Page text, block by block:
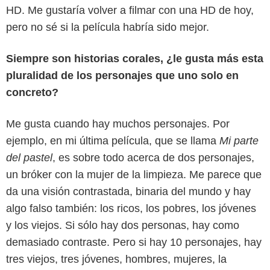
HD. Me gustaría volver a filmar con una HD de hoy,
pero no sé si la película habría sido mejor.
Siempre son historias corales, ¿le gusta más esta
pluralidad de los personajes que uno solo en
concreto?
Me gusta cuando hay muchos personajes. Por
ejemplo, en mi última película, que se llama Mi parte
del pastel, es sobre todo acerca de dos personajes,
un bróker con la mujer de la limpieza. Me parece que
da una visión contrastada, binaria del mundo y hay
algo falso también: los ricos, los pobres, los jóvenes
y los viejos. Si sólo hay dos personas, hay como
demasiado contraste. Pero si hay 10 personajes, hay
tres viejos, tres jóvenes, hombres, mujeres, la